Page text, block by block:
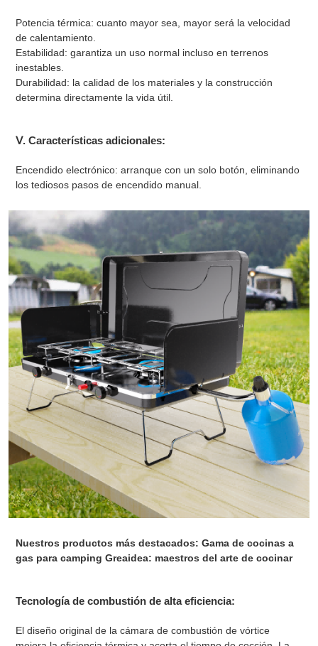
Potencia térmica: cuanto mayor sea, mayor será la velocidad
de calentamiento.
Estabilidad: garantiza un uso normal incluso en terrenos
inestables.
Durabilidad: la calidad de los materiales y la construcción
determina directamente la vida útil.
Ⅴ. Características adicionales:
Encendido electrónico: arranque con un solo botón, eliminando
los tediosos pasos de encendido manual.
Nuestros productos más destacados: Gama de cocinas a
gas para camping Greaidea: maestros del arte de cocinar
Tecnología de combustión de alta eficiencia:
El diseño original de la cámara de combustión de vórtice